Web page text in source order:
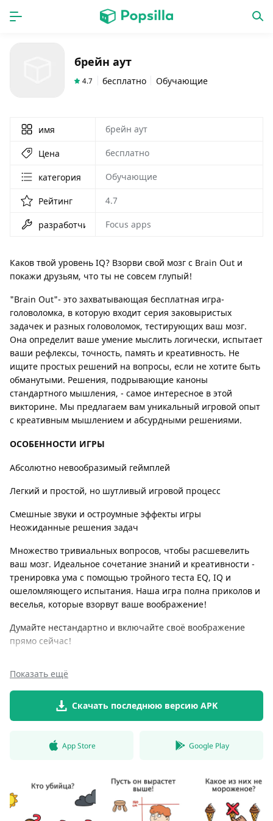
брейн аут
4.7 бесплатно Обучающие
имя брейн аут
Цена бесплатно
категория Обучающие
Рейтинг 4.7
разработчик Focus apps
Каков твой уровень IQ? Взорви свой мозг с Brain Out и
покажи друзьям, что ты не совсем глупый!
"Brain Out"- это захватывающая бесплатная игра-
головоломка, в которую входит серия заковыристых
задачек и разных головоломок, тестирующих ваш мозг.
Она определит ваше умение мыслить логически, испытает
ваши рефлексы, точность, память и креативность. Не
ищите простых решений на вопросы, если не хотите быть
обманутыми. Решения, подрывающие каноны
стандартного мышления, - самое интересное в этой
викторине. Мы предлагаем вам уникальный игровой опыт
с креативным мышлением и абсурдными решениями.
ОСОБЕННОСТИ ИГРЫ
Абсолютно невообразимый геймплей
Легкий и простой, но шутливый игровой процесс
Смешные звуки и остроумные эффекты игры
Неожиданные решения задач
Множество тривиальных вопросов, чтобы расшевелить
ваш мозг. Идеальное сочетание знаний и креативности -
тренировка ума с помощью тройного теста EQ, IQ и
ошеломляющего испытания. Наша игра полна приколов и
веселья, которые взорвут ваше воображение!
Думайте нестандартно и включайте своё воображение
прямо сейчас!
Показать ещё
Скачать последнюю версию APK
App Store Google Play